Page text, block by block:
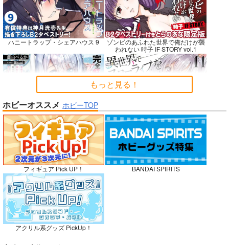
Fresh＆Smooth
ロイヤルマウンテン
770円（税込）
オリジナル
カート
嫌な顔されながらおパ
ンツ見せてもらいたい
本14
アニマルマシーン
787円（税込）
オリジナル
カート
FETISH ACADEMY
ロイヤルマウンテン
770円（税込）
オリジナル
青山 澄香
カート
No.10
ハニートラップ・シェアハウス 9
ゾンビのあふれた世界で俺だけが襲
われない 時子 IF STORY vol.1
完全解呪のプリースト 2
嫁候補、うちに住むらしい。 #古民
家・美少女3人・耳付き幼馴染
禁断で禁断じゃないちょっと禁断な
義兄妹ラブコメは未遂えっちから始
もっと見る！
ホビーオススメ ホビーTOP
フィギュア Pick UP！ BANDAI SPIRITS
アクリル系グッズ PickUp！